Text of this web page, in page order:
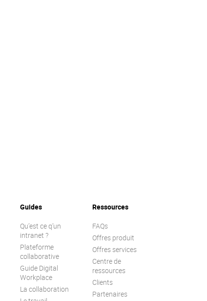
Guides
Qu’est ce q’un
intranet ?
Plateforme
collaborative
Guide Digital
Workplace
La collaboration
Ressources
FAQs
Offres produit
Offres services
Centre de
ressources
Clients
Partenaires